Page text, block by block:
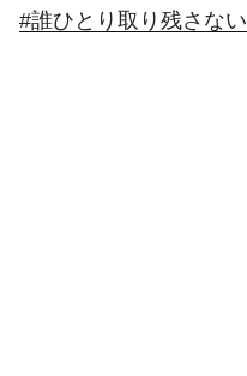
#誰ひとり取り残さない